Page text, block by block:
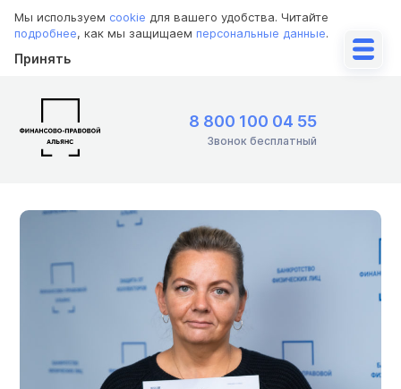
Мы используем cookie для вашего удобства. Читайте
подробнее, как мы защищаем персональные данные.
Принять
8 800 100 04 55
Звонок бесплатный